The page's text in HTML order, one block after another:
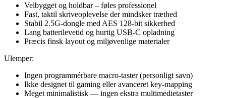
Velbygget og holdbar – føles professionel
Fast, taktil skriveoplevelse der mindsker træthed
Stabil 2.5G-dongle med AES 128-bit sikkerhed
Lang batterilevetid og hurtig USB-C opladning
Præcis finsk layout og miljøvenlige materialer
Ulemper:
Ingen programmérbare macro-taster (personligt savn)
Ikke designet til gaming eller avanceret key-mapping
Meget minimalistisk — ingen ekstra multimedietaster